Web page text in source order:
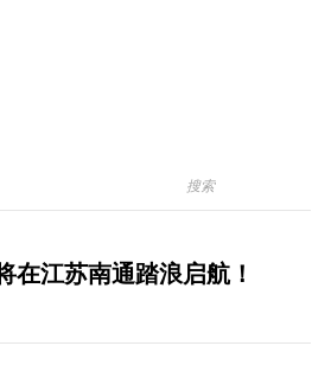
江苏南通踏浪启航！